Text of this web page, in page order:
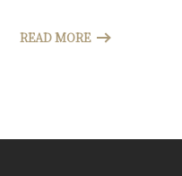
READ MORE